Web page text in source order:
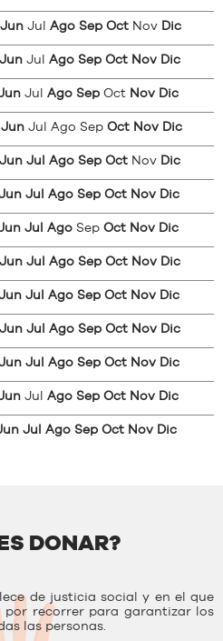
Jun Jul Ago Sep Oct Nov Dic
Jun Jul Ago Sep Oct Nov Dic
Jul Ago Sep Oct Nov Dic
Jun Jul Ago Sep Oct Nov Dic
Jun Jul Ago Sep Oct Nov Dic
Jul Ago Sep Oct Nov Dic
Jul Ago Sep Oct Nov Dic
Jun Jul Ago Sep Oct Nov Dic
Jul Ago Sep Oct Nov Dic
Jun Jul Ago Sep Oct Nov Dic
Jul Ago Sep Oct Nov Dic
Jul Ago Sep Oct Nov Dic
Jul Ago Sep Oct Nov Dic
DONAR?
de justicia social y en el que
recorrer para garantizar los
las personas.